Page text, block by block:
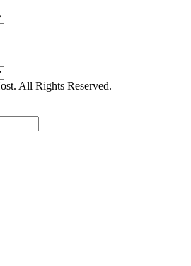
All Rights Reserved.